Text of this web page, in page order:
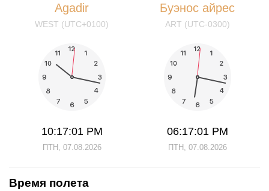
Agadir
WEST (UTC+0100)
10:17:01 PM
ПТН, 07.08.2026
Буэнос айрес
ART (UTC-0300)
06:17:01 PM
ПТН, 07.08.2026
Время полета